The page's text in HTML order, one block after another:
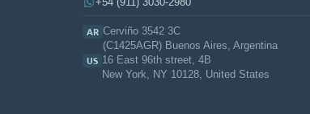
AR Cerviño 3542 3C
(C1425AGR) Buenos Aires, Argentina
US 16 East 96th street, 4B
New York, NY 10128, United States